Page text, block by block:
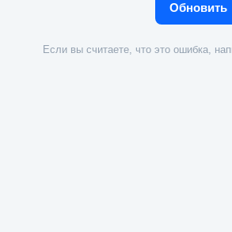
Обновить
Если вы считаете, что это ошибка,